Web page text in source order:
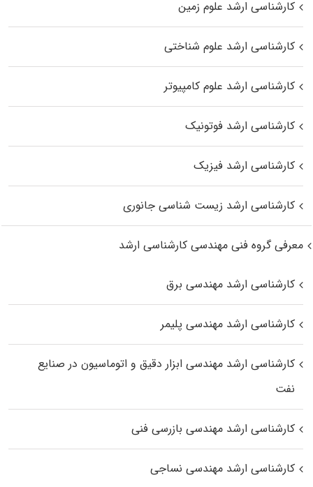
کارشناسی ارشد علوم زمین
کارشناسی ارشد علوم شناختی
کارشناسی ارشد علوم کامپیوتر
کارشناسی ارشد فوتونیک
کارشناسی ارشد فیزیک
کارشناسی ارشد زیست‌ شناسی جانوری
معرفی گروه فنی مهندسی کارشناسی ارشد
کارشناسی ارشد مهندسی برق
کارشناسی ارشد مهندسی پلیمر
کارشناسی ارشد مهندسی ابزار دقیق و اتوماسیون در صنایع
نفت
کارشناسی ارشد مهندسی بازرسی فنی
کارشناسی ارشد مهندسی نساجی